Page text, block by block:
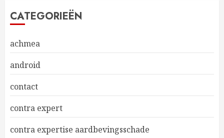
CATEGORIEËN
achmea
android
contact
contra expert
contra expertise aardbevingsschade